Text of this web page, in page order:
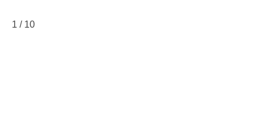
1 / 10